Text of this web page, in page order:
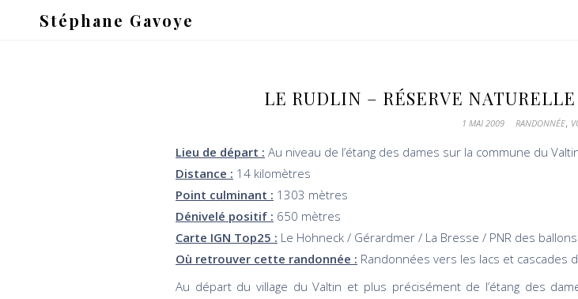
Stéphane Gavoye
LE RUDLIN – RÉSERVE
1 MAI 2009 RANDONNÉE,
Lieu de départ : Au niveau de l’étang des dames sur la commune du
Distance : 14 kilomètres
Point culminant : 1303 mètres
Dénivelé positif : 650 mètres
Carte IGN Top25 : Le Hohneck / Gérardmer / La Bresse / PNR des
Où retrouver cette randonnée : Randonnées vers les lacs et cascades
Au départ du village du Valtin et plus précisément de l’étang des